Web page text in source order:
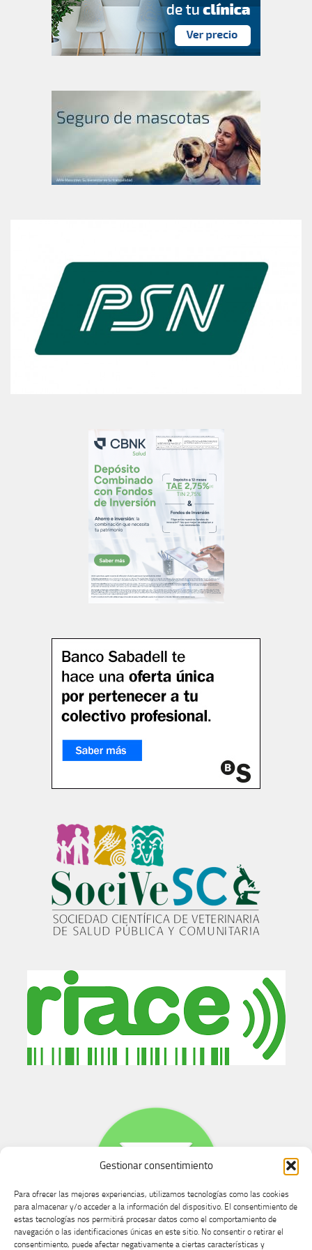
Gestionar consentimiento
Para ofrecer las mejores experiencias, utilizamos tecnologías como las cookies
para almacenar y/o acceder a la información del dispositivo. El consentimiento de
estas tecnologías nos permitirá procesar datos como el comportamiento de
navegación o las identificaciones únicas en este sitio. No consentir o retirar el
consentimiento, puede afectar negativamente a ciertas características y
Buzón de dudas, quejas y sugerencias